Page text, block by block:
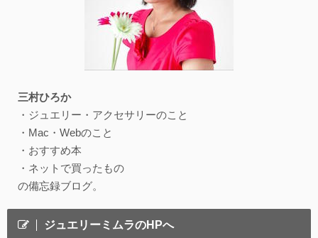
三村ひろか
・ジュエリー・アクセサリーのこと
・Mac・Webのこと
・おすすめ本
・ネットで買ったもの
の備忘録ブログ。
ジュエリーミムラのHPへ